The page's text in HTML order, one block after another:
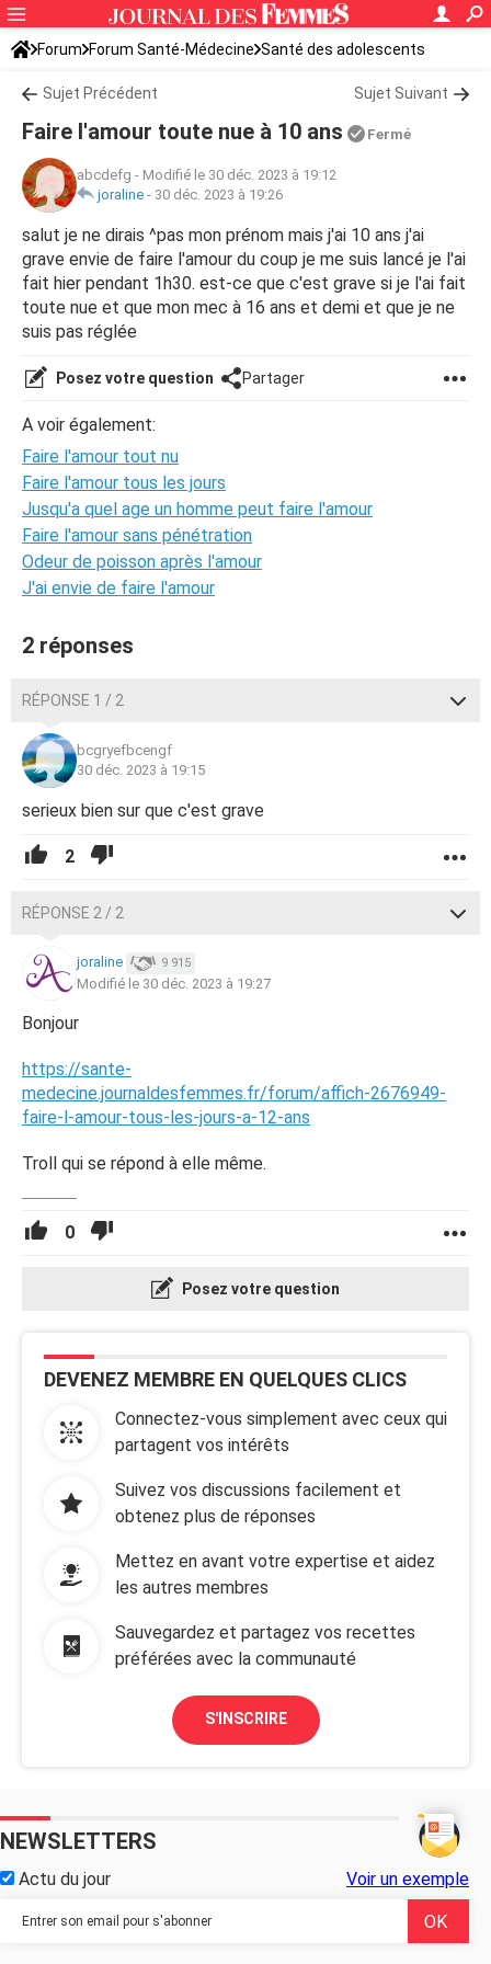
Forum Forum Santé-Médecine Santé des adolescents
Sujet Précédent Sujet Suivant
Faire l'amour toute nue à 10 ans Fermé
abcdefg - Modifié le 30 déc. 2023 à 19:12
joraline - 30 déc. 2023 à 19:26
salut je ne dirais ^pas mon prénom mais j'ai 10 ans j'ai
grave envie de faire l'amour du coup je me suis lancé je l'ai
fait hier pendant 1h30. est-ce que c'est grave si je l'ai fait
toute nue et que mon mec à 16 ans et demi et que je ne
suis pas réglée
Posez votre question Partager
A voir également:
Faire l'amour tout nu
Faire l'amour tous les jours
Jusqu'a quel age un homme peut faire l'amour
Faire l'amour sans pénétration
Odeur de poisson après l'amour
J'ai envie de faire l'amour
2 réponses
RÉPONSE 1 / 2
bcgryefbcengf
30 déc. 2023 à 19:15
serieux bien sur que c'est grave
2
RÉPONSE 2 / 2
joraline 9 915
Modifié le 30 déc. 2023 à 19:27
Bonjour
https://sante-
medecine.journaldesfemmes.fr/forum/affich-2676949-
faire-l-amour-tous-les-jours-a-12-ans
Troll qui se répond à elle même.
0
Posez votre question
DEVENEZ MEMBRE EN QUELQUES CLICS
Connectez-vous simplement avec ceux qui
partagent vos intérêts
Suivez vos discussions facilement et
obtenez plus de réponses
Mettez en avant votre expertise et aidez
les autres membres
Sauvegardez et partagez vos recettes
préférées avec la communauté
S'INSCRIRE
NEWSLETTERS
Actu du jour Voir un exemple